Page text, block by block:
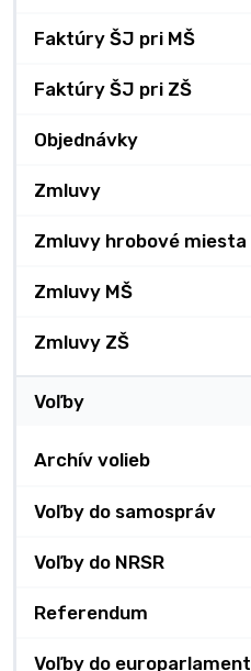
Faktúry ŠJ pri MŠ
Faktúry ŠJ pri ZŠ
Objednávky
Zmluvy
Zmluvy hrobové miesta
Zmluvy MŠ
Zmluvy ZŠ
Voľby
Archív volieb
Voľby do samospráv
Voľby do NRSR
Referendum
Voľby do